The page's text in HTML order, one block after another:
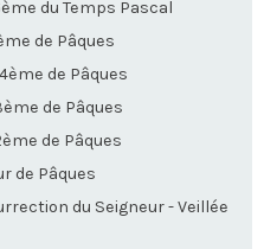
du Temps Pascal
de Pâques
de Pâques
de Pâques
de Pâques
de Pâques
du Seigneur - Veillée